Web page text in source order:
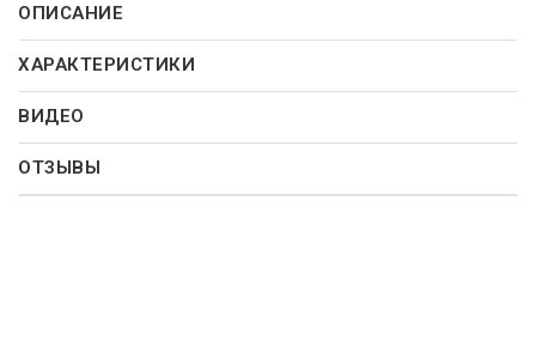
ОПИСАНИЕ
ХАРАКТЕРИСТИКИ
ВИДЕО
ОТЗЫВЫ